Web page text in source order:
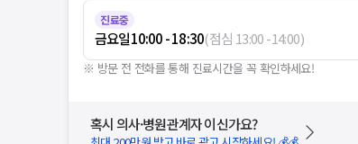
진료중
금요일10:00 - 18:30(점심 13:00-14:00)
※ 방문 전 전화를 통해 진료시간을 꼭 확인하세요!
혹시 의사·병원관계자 이신가요?